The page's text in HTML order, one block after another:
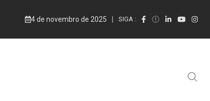
4 de novembro de 2025 SIGA :